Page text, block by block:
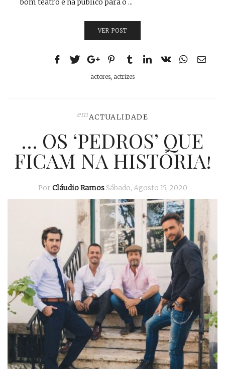
bom teatro e há público para o ...
VER POST
actores actrizes
emACTUALIDADE
… OS ‘PEDROS’ QUE
FICAM NA HISTÓRIA!
Por Cláudio Ramos Sábado, Agosto 15, 2020